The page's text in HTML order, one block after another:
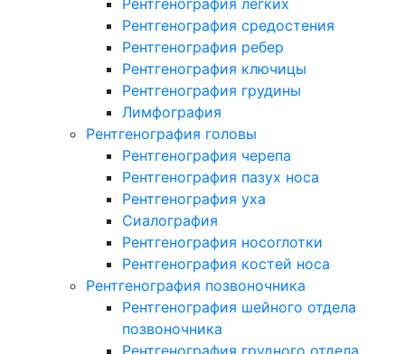
Рентгенография легких
Рентгенография средостения
Рентгенография ребер
Рентгенография ключицы
Рентгенография грудины
Лимфография
Рентгенография головы
Рентгенография черепа
Рентгенография пазух носа
Рентгенография уха
Сиалография
Рентгенография носоглотки
Рентгенография костей носа
Рентгенография позвоночника
Рентгенография шейного отдела
позвоночника
Рентгенография грудного отдела